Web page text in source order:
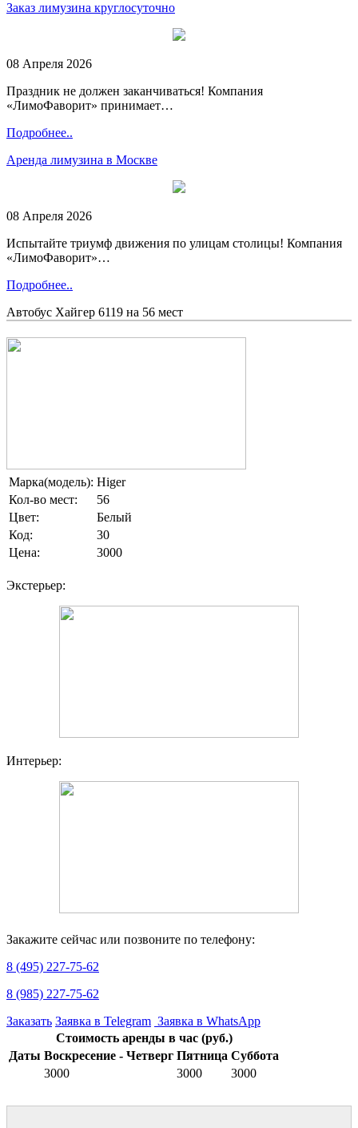
Заказ лимузина круглосуточно
08 Апреля 2026
Праздник не должен заканчиваться! Компания
«ЛимоФаворит» принимает…
Подробнее..
Аренда лимузина в Москве
08 Апреля 2026
Испытайте триумф движения по улицам столицы! Компания
«ЛимоФаворит»…
Подробнее..
Автобус Хайгер 6119 на 56 мест
Марка(модель): Higer
Кол-во мест:
56
Цвет:
Белый
Код:
30
Цена:
3000
Экстерьер:
Интерьер:
Закажите сейчас или позвоните по телефону:
8 (495) 227-75-62
8 (985) 227-75-62
Заказать Заявка в Telegram Заявка в WhatsApp
Стоимость аренды в час (руб.)
Даты Воскресение - Четверг Пятница Суббота
3000
3000 3000